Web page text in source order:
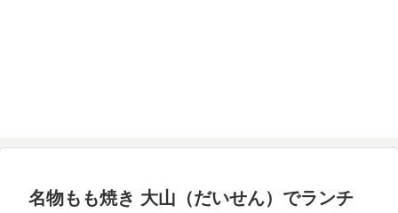
名物もも焼き 大山（だいせん）でランチ